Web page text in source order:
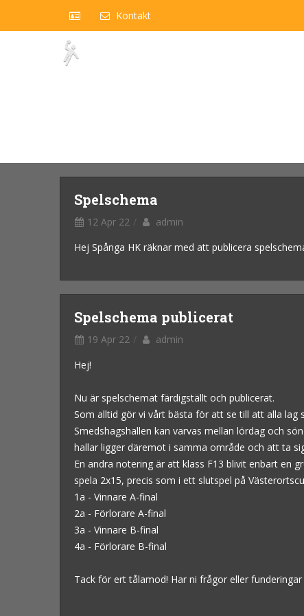
Kontakt
Spelschema
12 Apr 22
admin
Hej Spånga HK räknar med att publicera
Spelschema publicerat
19 Apr 22
admin
Hej!
Nu är spelschemat färdigställt och publicerat.
Som alltid gör vi vårt bästa för att se till att alla lag
Smedshagshallen kan varvas mellan lördag och
hallar ligger däremot i samma område och att ta
En andra notering är att klass F13 blivit enbart en
spela 2x15, precis som i ett slutspel på
1a - Vinnare A-final
2a - Förlorare A-final
3a - Vinnare B-final
4a - Förlorare B-final
Tack för ert tålamod! Har ni frågor eller